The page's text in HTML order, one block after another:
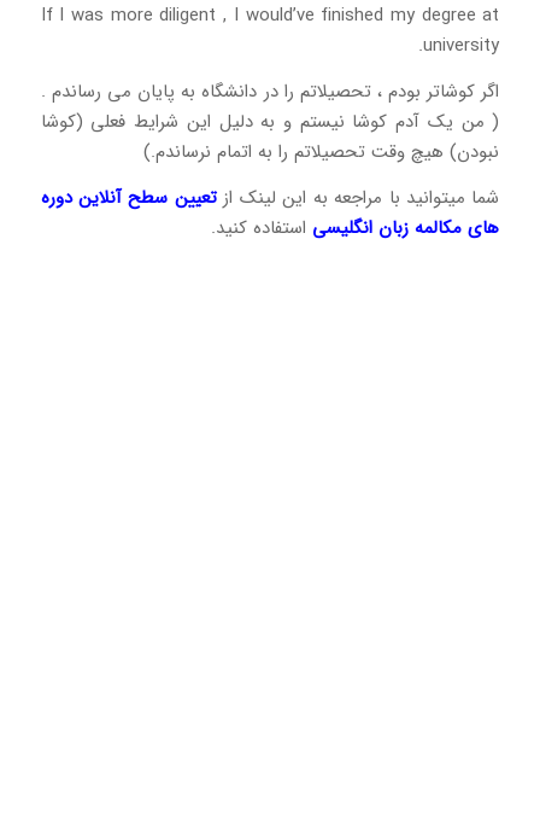
If I was more diligent , I would’ve finished my degree at
university.
اگر کوشاتر بودم ، تحصیلاتم را در دانشگاه به پایان می رساندم .
( من یک آدم کوشا نیستم و به دلیل این شرایط فعلی (کوشا
نبودن) هیچ وقت تحصیلاتم را به اتمام نرساندم.)
شما میتوانید با مراجعه به این لینک ازتعیین سطح آنلاین دوره
های مکالمه زبان انگلیسی استفاده کنید.